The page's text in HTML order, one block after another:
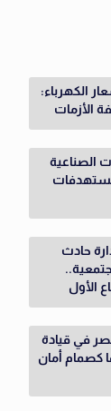
الكهرباء:
الأزمات
الصناعية
حادث
الأول
في قيادة
كصمام أمان